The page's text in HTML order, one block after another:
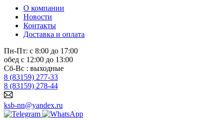
О компании
Новости
Контакты
Доставка и оплата
Пн-Пт: с 8:00 до 17:00
обед с 12:00 до 13:00
Сб-Вс : выходные
8 (83159) 277-33
8 (83159) 278-44
ksb-nn@yandex.ru